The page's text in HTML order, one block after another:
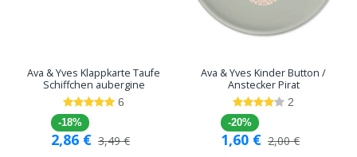
Ava & Yves Klappkarte Taufe
Schiffchen aubergine
6
-18%
2,86 € 3,49€
Ava & Yves Kinder Button /
Anstecker Pirat
2
-20%
1,60 € 2,00€